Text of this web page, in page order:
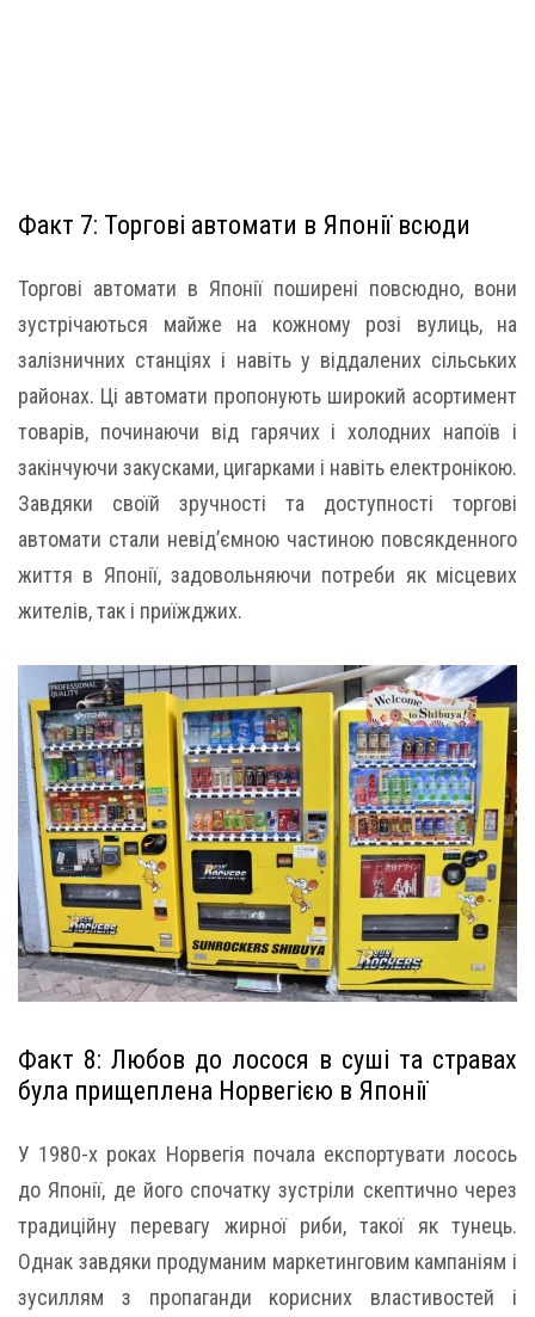
Факт 7: Торгові автомати в Японії всюди
Торгові автомати в Японії поширені повсюдно, вони
зустрічаються майже на кожному розі вулиць, на
залізничних станціях і навіть у віддалених сільських
районах. Ці автомати пропонують широкий асортимент
товарів, починаючи від гарячих і холодних напоїв і
закінчуючи закусками, цигарками і навіть електронікою.
Завдяки своїй зручності та доступності торгові
автомати стали невід’ємною частиною повсякденного
життя в Японії, задовольняючи потреби як місцевих
жителів, так і приїжджих.
Факт 8: Любов до лосося в суші та стравах
була прищеплена Норвегією в Японії
У 1980-х роках Норвегія почала експортувати лосось
до Японії, де його спочатку зустріли скептично через
традиційну перевагу жирної риби, такої як тунець.
Однак завдяки продуманим маркетинговим кампаніям і
зусиллям з пропаганди корисних властивостей і